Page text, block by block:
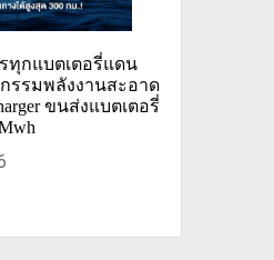
ทุกแบตเตอรี่แดน
รรมพลังงานสะอาด
ขนส่งแบตเตอรี่